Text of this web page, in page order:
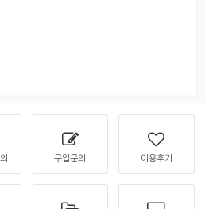
구입문의 이용후기